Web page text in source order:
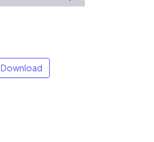
Download